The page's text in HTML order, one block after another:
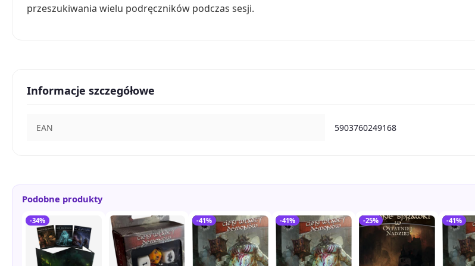
przeszukiwania wielu podręczników podczas sesji.
Informacje szczegółowe
EAN 5903760249168
Podobne produkty
-34% -41% -41% -25% -41%